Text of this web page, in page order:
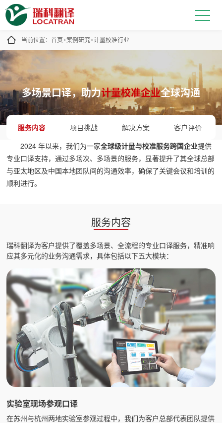
当前位置：首页>案例研究>计量校准行业
多场景口译，助力计量校准企业全球沟通
服务内容 项目挑战 解决方案
客户评价
2024 年以来，我们为一家全球级计量与校准服务跨国企业提供
专业口译支持，通过多场次、多场景的服务，显著提升了其全球总部
与亚太地区及中国本地团队间的沟通效率，确保了关键会议和培训的
顺利进行。
服务内容
瑞科翻译为客户提供了覆盖多场景、全流程的专业口译服务，精准响
应其多元化的业务沟通需求，具体包括以下五大模块：
实验室现场参观口译
在苏州与杭州两地实验室参观过程中，我们为客户总部代表团队提供